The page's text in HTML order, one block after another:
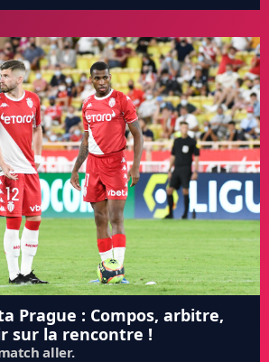
Prague : Compos, arbitre,
sur la rencontre !
aller.